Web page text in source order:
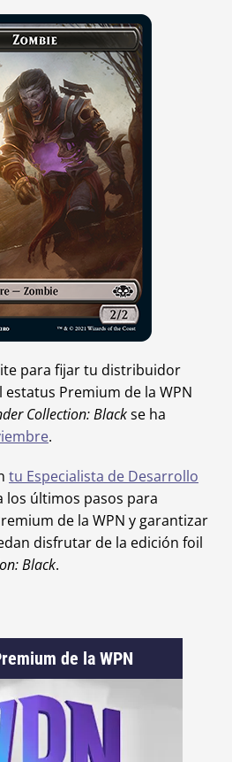
para fijar tu distribuidor
Premium de la WPN
Collection: Blackse ha
.
tu Especialista de Desarrollo
los últimos pasos para
de la WPN y garantizar
disfrutar de la edición foil
Black.
de la WPN